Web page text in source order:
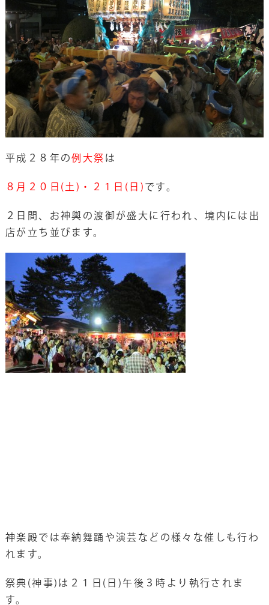
平成２８年の例大祭 は
８月２０日(土)・２１日(日) です。
２日間、お神輿の渡御が盛大に行われ、境内には出
店が立ち並びます。
神楽殿では奉納舞踊や演芸などの様々な催しも行わ
れます。
祭典(神事)は２１日(日)午後３時より執行されま
す。